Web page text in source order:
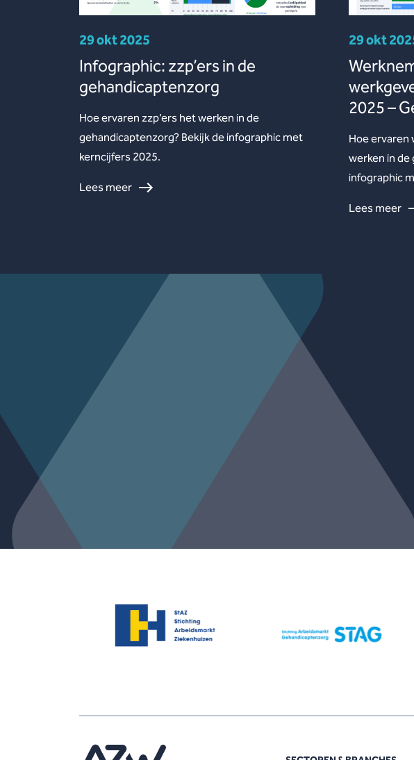
29 okt 2025
Infographic: zzp’ers in de
gehandicaptenzorg
Hoe ervaren zzp’ers het werken in de
gehandicaptenzorg? Bekijk de infographic met
kerncijfers 2025.
Lees meer
29 okt
2025 –
Hoe ervaren
werken in de
infographic
Lees meer